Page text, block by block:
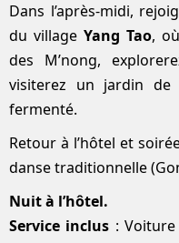
Dans l’après-midi,
du villageYang Tao,
des M’nong,
visiterez un jardin de
fermenté.
Retour à l’hôtel et
danse traditionnelle
Nuit à l’hôtel.
Service inclus :